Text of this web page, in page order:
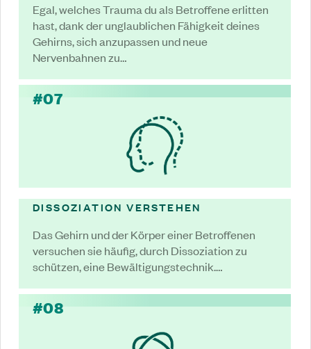
Egal, welches Trauma du als Betroffene erlitten
hast, dank der unglaublichen Fähigkeit deines
Gehirns, sich anzupassen und neue
Nervenbahnen zu…
#07
DISSOZIATION VERSTEHEN
Das Gehirn und der Körper einer Betroffenen
versuchen sie häufig, durch Dissoziation zu
schützen, eine Bewältigungstechnik.…
#08